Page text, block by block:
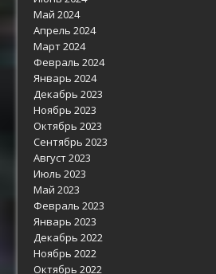
Май 2024
Апрель 2024
Март 2024
Февраль 2024
Январь 2024
Декабрь 2023
Ноябрь 2023
Октябрь 2023
Сентябрь 2023
Август 2023
Июль 2023
Май 2023
Февраль 2023
Январь 2023
Декабрь 2022
Ноябрь 2022
Октябрь 2022